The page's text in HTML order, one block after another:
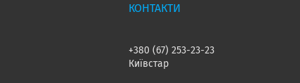
+380 (67) 253-23-23
Київстар